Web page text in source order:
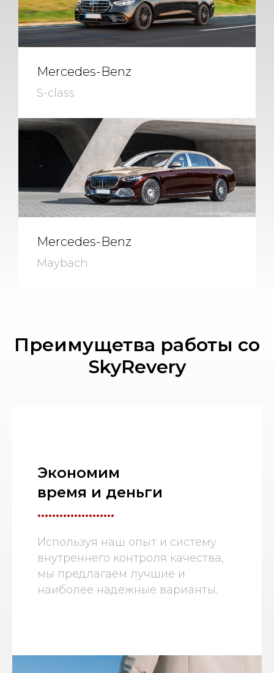
Mercedes-Benz
S-class
Mercedes-Benz
Maybach
Преимущетва работы со
SkyRevery
Экономим
время и деньги
.....................
Используя наш опыт и систему
внутреннего контроля качества,
мы предлагаем лучшие и
наиболее надежные варианты.